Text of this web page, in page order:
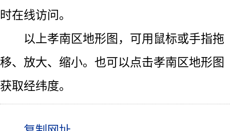
时在线访问。
以上孝南区地形图，可用鼠标或手指拖
移、放大、缩小。也可以点击孝南区地形图
获取经纬度。